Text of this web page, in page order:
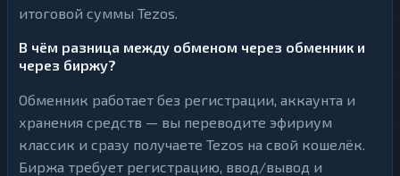
итоговой суммы Tezos.
В чём разница между обменом через обменник и
через биржу?
Обменник работает без регистрации, аккаунта и
хранения средств — вы переводите эфириум
классик и сразу получаете Tezos на свой кошелёк.
Биржа требует регистрацию, ввод/вывод и